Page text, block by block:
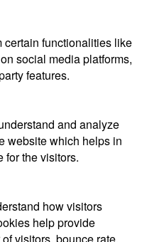
certain functionalities like
social media platforms,
features.
and analyze
website which helps in
for the visitors.
how visitors
help provide
visitors, bounce rate,